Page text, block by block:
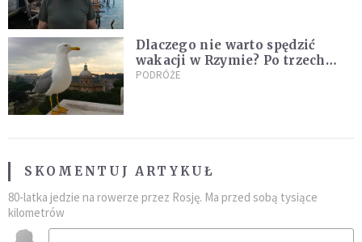
Dlaczego nie warto spędzić
wakacji w Rzymie? Po trzech
latach w Wiecznym Mieście
PODRÓŻE
SKOMENTUJ ARTYKUŁ
80-latka jedzie na rowerze przez Rosję. Ma przed sobą tysiące
kilometrów